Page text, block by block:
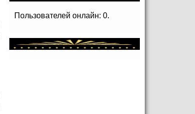
Пользователей онлайн: 0.